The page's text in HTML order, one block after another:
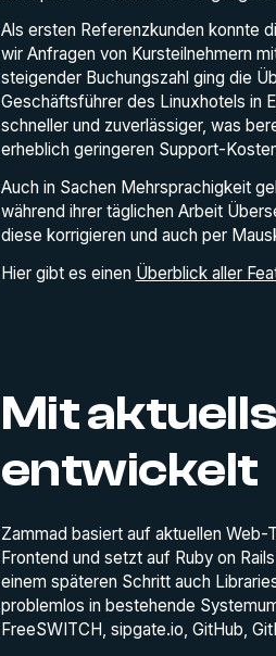
Als ersten Referenzkunden konnte
wir Anfragen von Kursteilnehmern
steigender Buchungszahl ging die
Geschäftsführer des Linuxhotels in
schneller und zuverlässiger, was
erheblich geringeren Support-
Auch in Sachen Mehrsprachigkeit
während ihrer täglichen Arbeit
diese korrigieren und auch per
Hier gibt es einen Überblick aller
Mit
entwickelt
Zammad basiert auf aktuellen
Frontend und setzt auf Ruby on
einem späteren Schritt auch
problemlos in bestehende
FreeSWITCH, sipgate.io, GitHub,